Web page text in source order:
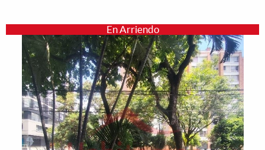
En Arriendo